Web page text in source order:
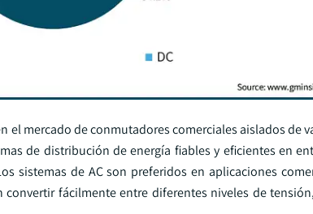
el mercado de conmutadores comerciales aislados de
de distribución de energía fiables y eficientes en
sistemas de AC son preferidos en aplicaciones
fácilmente entre diferentes niveles de